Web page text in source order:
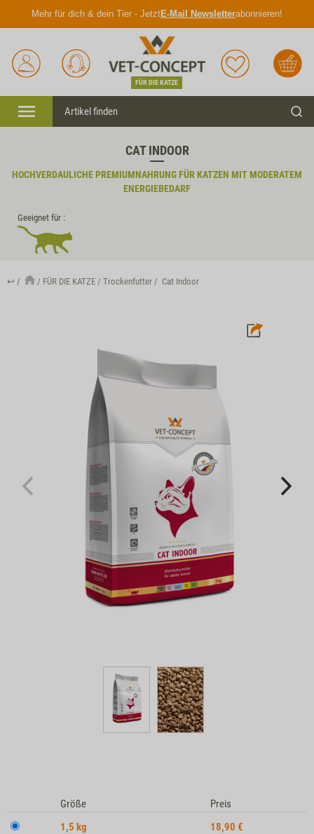
Mehr für dich & dein Tier - JetztE-Mail Newsletterabonnieren!
Anmelden
Unser
Service
FÜR DIE KATZE
Merkliste Warenkorb
Menü
CAT INDOOR
HOCHVERDAULICHE PREMIUMNAHRUNG FÜR KATZEN MIT MODERATEM
ENERGIEBEDARF
Geeignet für :
↩ FÜR DIE KATZE Trockenfutter Cat Indoor
Größe
Preis
1,5 kg
18,90 €